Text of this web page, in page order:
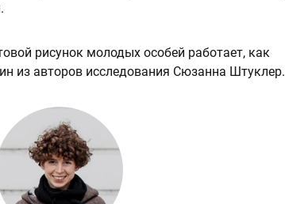
рисунок молодых особей работает, как
из авторов исследования Сюзанна Штуклер.